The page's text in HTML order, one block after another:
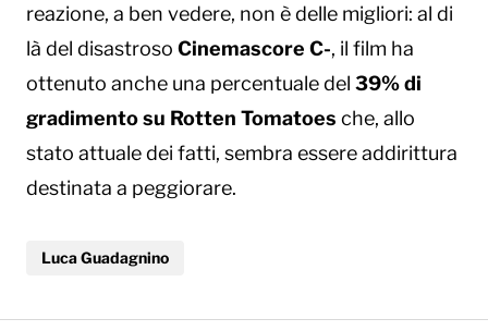
reazione, a ben vedere, non è delle migliori: al di
là del disastroso Cinemascore C-, il film ha
ottenuto anche una percentuale del 39% di
gradimento su Rotten Tomatoes che, allo
stato attuale dei fatti, sembra essere addirittura
destinata a peggiorare.
Luca Guadagnino